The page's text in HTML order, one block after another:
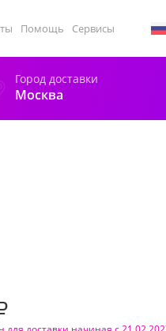
Помощь Сервисы
Город доставки
Москва